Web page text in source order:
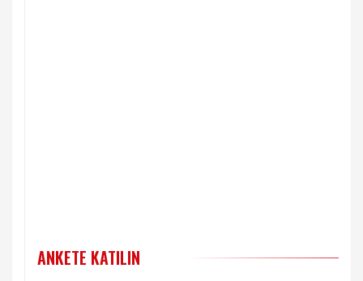
ANKETE KATILIN